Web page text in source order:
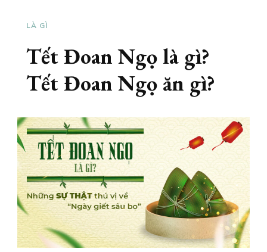
LÀ GÌ
Tết Đoan Ngọ là gì?
Tết Đoan Ngọ ăn gì?